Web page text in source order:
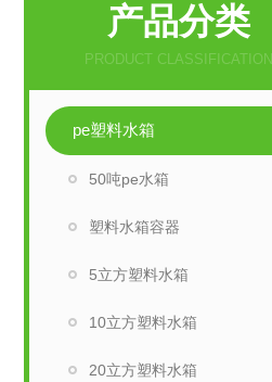
产品分类
PRODUCT CLASSIFICATION
pe塑料水箱
50吨pe水箱
塑料水箱容器
5立方塑料水箱
10立方塑料水箱
20立方塑料水箱